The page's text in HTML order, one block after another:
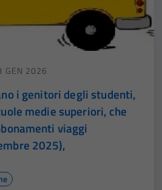
GEN 2026
i genitori degli studenti,
medie superiori, che
viaggi
2025),